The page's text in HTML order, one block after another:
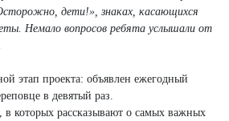
дети!», знаках, касающихся
Немало вопросов ребята услышали от
этап проекта: объявлен ежегодный
в девятый раз.
в которых рассказывают о самых важных